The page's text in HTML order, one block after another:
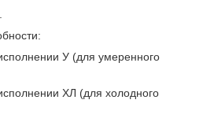
У (для умеренного
ХЛ (для холодного